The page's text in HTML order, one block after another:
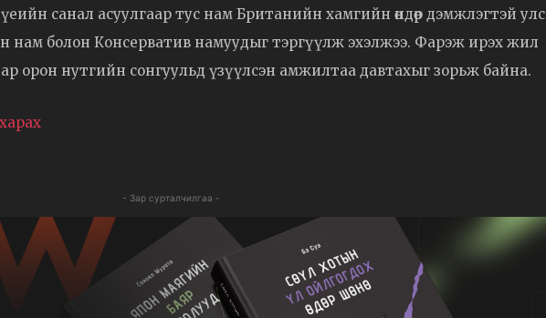
санал асуулгаар тус нам Британийн хамгийн өндөр дэмжлэгтэй улс
нам болон Консерватив намуудыг тэргүүлж эхэлжээ. Фарэж ирэх жил
орон нутгийн сонгуульд үзүүлсэн амжилтаа давтахыг зорьж байна.
- Зар сурталчилгаа -